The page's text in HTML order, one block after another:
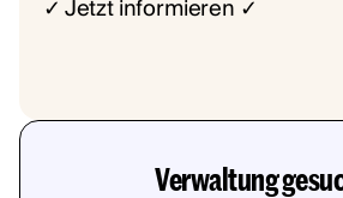
Verwaltung